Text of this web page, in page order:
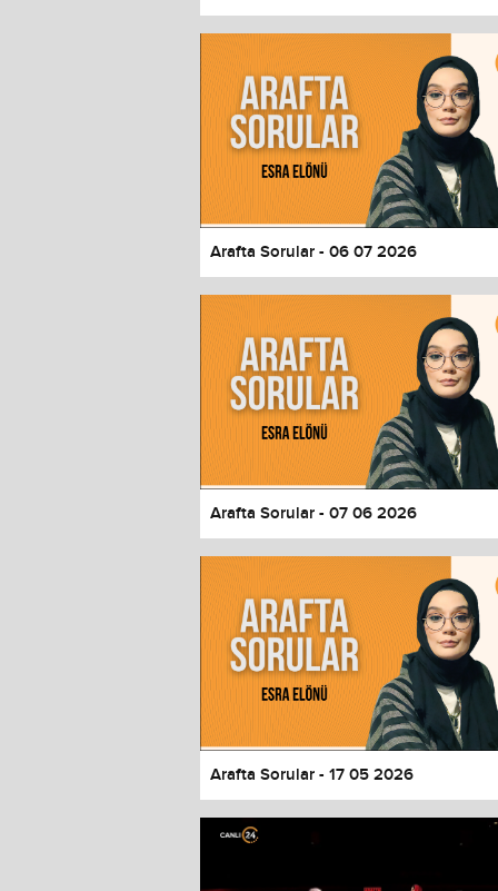
Window
Color
Transparency
Font Size
Text Edge Style
Font Family
Resetrestore all settings to the default
Close Modal Dialog
End of dialog window.
Arafta Sorular - 06 07 2026
Arafta Sorular - 07 06 2026
Arafta Sorular - 17 05 2026